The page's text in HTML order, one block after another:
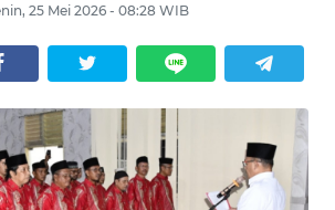
25 Mei 2026 - 08:28 WIB